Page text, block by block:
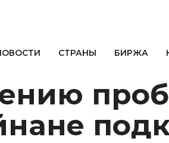
СТРАНЫ БИРЖА